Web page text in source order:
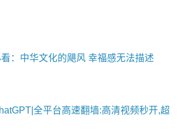
：中华文化的飓风 幸福感无法描述
全平台高速翻墙:高清视频秒开,超